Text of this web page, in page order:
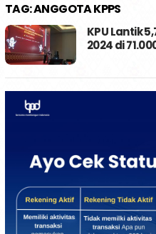
TAG:ANGGOTA KPPS
KPU Lantik
2024 di